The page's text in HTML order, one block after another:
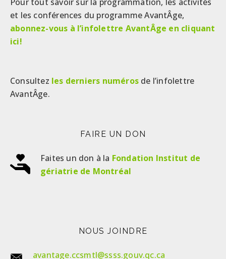
et les conférences du programme AvantÂge,
abonnez-vous à l’infolettre AvantÂge en cliquant
ici!
Consultez les derniers numéros de l’infolettre
AvantÂge.
FAIRE UN DON
Faites un don à la Fondation Institut de
gériatrie de Montréal
NOUS JOINDRE
avantage.ccsmtl@ssss.gouv.qc.ca